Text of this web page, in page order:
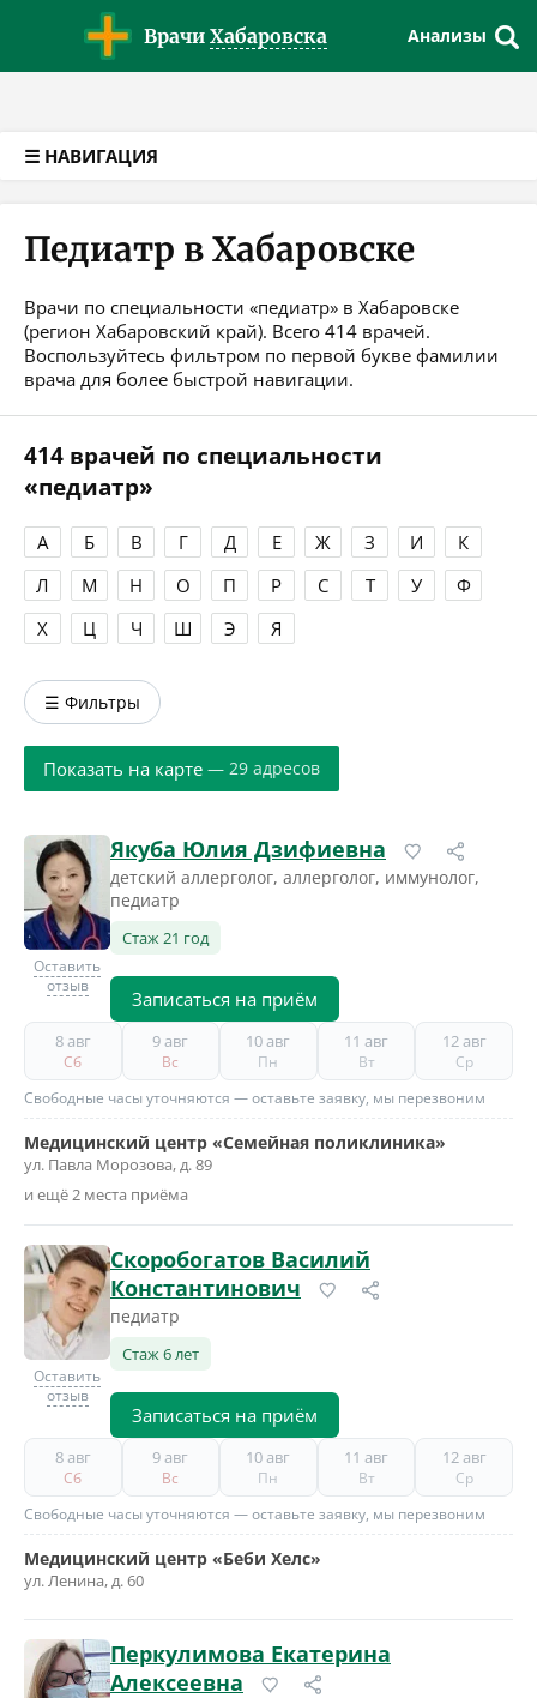
Врачи Хабаровска Анализы
☰ НАВИГАЦИЯ
Педиатр в Хабаровске
Врачи по специальности «педиатр» в Хабаровске
(регион Хабаровский край). Всего 414 врачей.
Воспользуйтесь фильтром по первой букве фамилии
врача для более быстрой навигации.
414 врачей по специальности
«педиатр»
А Б В Г Д Е Ж З И
К
Л
М Н О П Р С Т У
Ф
Х
Ц Ч Ш Э Я
☰ Фильтры
Показать на карте — 29 адресов
Оставить
отзыв
Якуба Юлия Дзифиевна
детский аллерголог, аллерголог, иммунолог,
педиатр
Стаж 21 год
Записаться на приём
8 авг
Сб
9 авг
Вс
10 авг
Пн
11 авг
Вт
12 авг
Ср
Свободные часы уточняются — оставьте заявку, мы перезвоним
Медицинский центр «Семейная поликлиника»
ул. Павла Морозова, д. 89
и ещё 2 места приёма
Оставить
отзыв
Скоробогатов Василий
Константинович
педиатр
Стаж 6 лет
Записаться на приём
8 авг
Сб
9 авг
Вс
10 авг
Пн
11 авг
Вт
12 авг
Ср
Свободные часы уточняются — оставьте заявку, мы перезвоним
Медицинский центр «Беби Хелс»
ул. Ленина, д. 60
Перкулимова Екатерина
Алексеевна